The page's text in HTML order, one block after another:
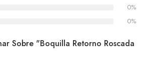
0%
0%
Sobre "Boquilla Retorno Roscada